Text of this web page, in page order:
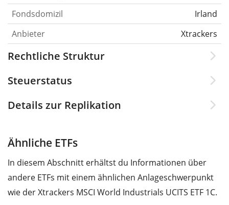
Fondsdomizil
Irland
Anbieter
Xtrackers
Rechtliche Struktur
Steuerstatus
Details zur Replikation
Ähnliche ETFs
In diesem Abschnitt erhältst du Informationen über
andere ETFs mit einem ähnlichen Anlageschwerpunkt
wie der Xtrackers MSCI World Industrials UCITS ETF 1C.